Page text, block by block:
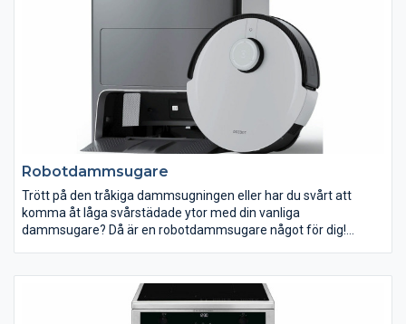
Robotdammsugare
Trött på den tråkiga dammsugningen eller har du svårt att
komma åt låga svårstädade ytor med din vanliga
dammsugare? Då är en robotdammsugare något för dig!
En robotdammsugare är ett perfekt komplement till din vanliga